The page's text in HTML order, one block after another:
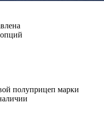
полуприцеп марки